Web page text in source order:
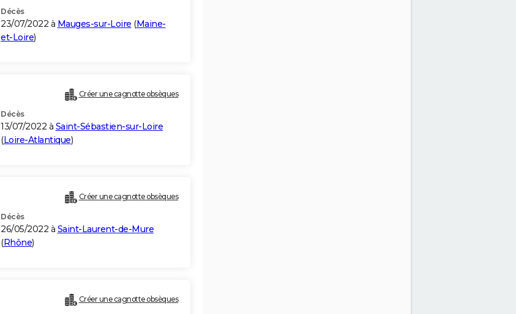
Décès
23/07/2022 à Mauges-sur-Loire (Maine-
et-Loire)
Créer une cagnotte obsèques
Décès
13/07/2022 à Saint-Sébastien-sur-Loire
(Loire-Atlantique)
Créer une cagnotte obsèques
Décès
26/05/2022 à Saint-Laurent-de-Mure
(Rhône)
Créer une cagnotte obsèques